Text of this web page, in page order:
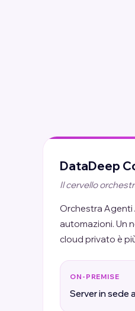
DataDeep
Il cervello
Orchestra Agenti
automazioni. Un
cloud privato è
ON-PREMISE
Server in sede